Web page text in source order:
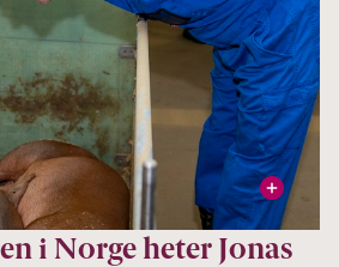
i Norge heter Jonas
vis